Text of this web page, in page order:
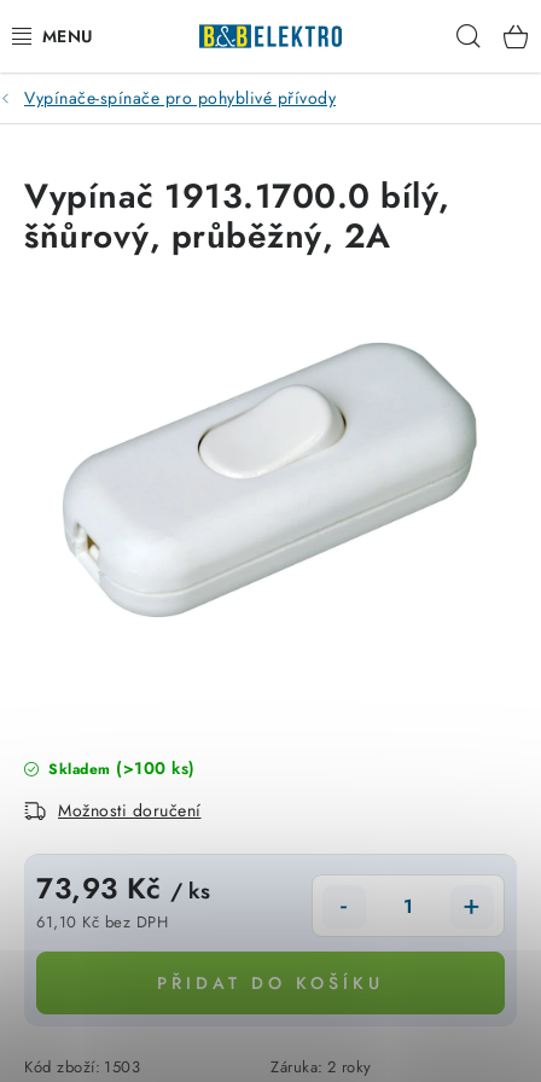
na
obsah
Reklamace / Vrácení zboží
Kontakty
ELEKTROMATERIÁL
JISTIČE
KABELY
CHYTRÁ DOMÁCNOST
SVÍTIDLA domovní
Vypínače-spínače pro pohyblivé přívody
Skladem (>100 ks)
Možnosti doručení
73,93 Kč / ks
61,10 Kč bez DPH
Měrná cena:
PŘIDAT DO KOŠÍKU
Kód zboží: 1503 Záruka: 2 roky
Vypínač 1913.1700.0 bílý,
šňůrový, průběžný, 2A